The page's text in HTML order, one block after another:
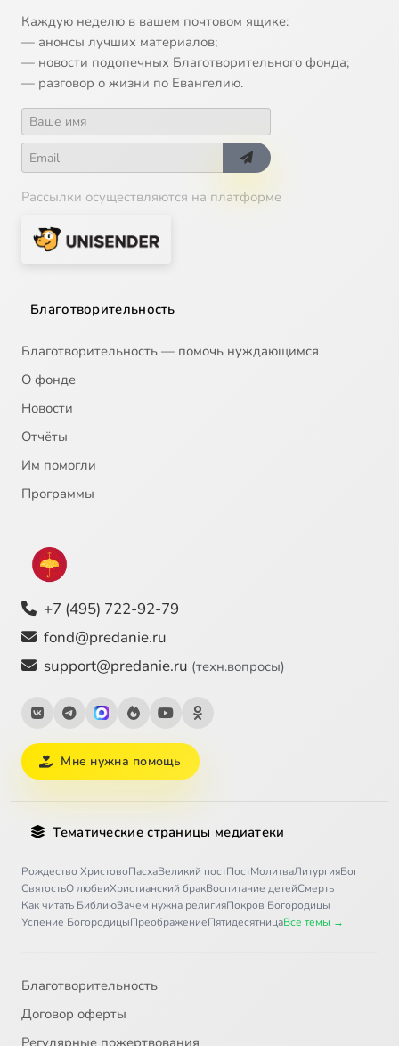
Каждую неделю в вашем почтовом ящике:
— анонсы лучших материалов;
— новости подопечных Благотворительного фонда;
— разговор о жизни по Евангелию.
Рассылки осуществляются на платформе
Благотворительность
Благотворительность — помочь нуждающимся
О фонде
Новости
Отчёты
Им помогли
Программы
+7 (495) 722-92-79
fond@predanie.ru
support@predanie.ru (техн.вопросы)
Мне нужна помощь
Тематические страницы медиатеки
Рождество ХристовоПасхаВеликий постПостМолитваЛитургияБог
СвятостьО любвиХристианский бракВоспитание детейСмерть
Как читать БиблиюЗачем нужна религияПокров Богородицы
Успение БогородицыПреображениеПятидесятницаВсе темы →
Благотворительность
Договор оферты